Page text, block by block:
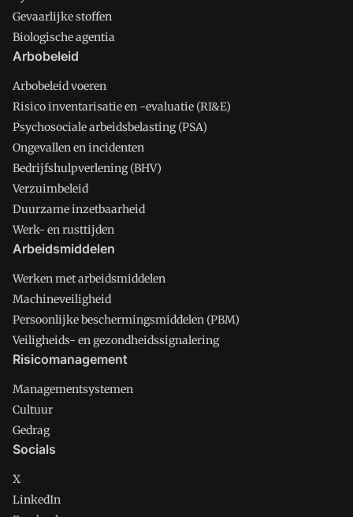
Gevaarlijke stoffen
Biologische agentia
Arbobeleid
Arbobeleid voeren
Risico inventarisatie en -evaluatie (RI&E)
Psychosociale arbeidsbelasting (PSA)
Ongevallen en incidenten
Bedrijfshulpverlening (BHV)
Verzuimbeleid
Duurzame inzetbaarheid
Werk- en rusttijden
Arbeidsmiddelen
Werken met arbeidsmiddelen
Machineveiligheid
Persoonlijke beschermingsmiddelen (PBM)
Veiligheids- en gezondheidssignalering
Risicomanagement
Managementsystemen
Cultuur
Gedrag
Socials
X
LinkedIn